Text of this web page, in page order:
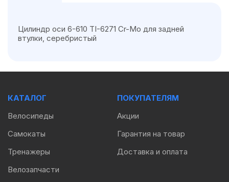
Цилиндр оси 6-610 TI-6271 Cr-Mo для задней
втулки, серебристый
КАТАЛОГ
Велосипеды
Самокаты
Тренажеры
Велозапчасти
ПОКУПАТЕЛЯМ
Акции
Гарантия на товар
Доставка и оплата